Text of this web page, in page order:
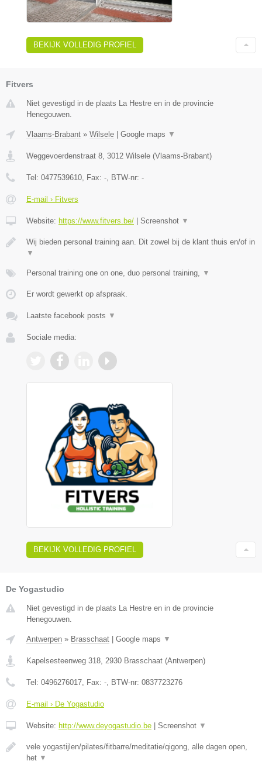
BEKIJK VOLLEDIG PROFIEL
Fitvers
Niet gevestigd in de plaats La Hestre en in de provincie
Henegouwen.
Vlaams-Brabant » Wilsele Google maps ▼
Weggevoerdenstraat 8, 3012 Wilsele (Vlaams-Brabant)
Tel: 0477539610, Fax: -, BTW-nr: -
E-mail › Fitvers
Website: https://www.fitvers.be/ Screenshot ▼
Wij bieden personal training aan. Dit zowel bij de klant thuis en/of in
▼
Personal training one on one, duo personal training, ▼
Er wordt gewerkt op afspraak.
Laatste facebook posts ▼
Sociale media:
BEKIJK VOLLEDIG PROFIEL
De Yogastudio
Niet gevestigd in de plaats La Hestre en in de provincie
Henegouwen.
Antwerpen » Brasschaat Google maps ▼
Kapelsesteenweg 318, 2930 Brasschaat (Antwerpen)
Tel: 0496276017, Fax: -, BTW-nr: 0837723276
E-mail › De Yogastudio
Website: http://www.deyogastudio.be Screenshot ▼
vele yogastijlen/pilates/fitbarre/meditatie/qigong, alle dagen open,
het ▼